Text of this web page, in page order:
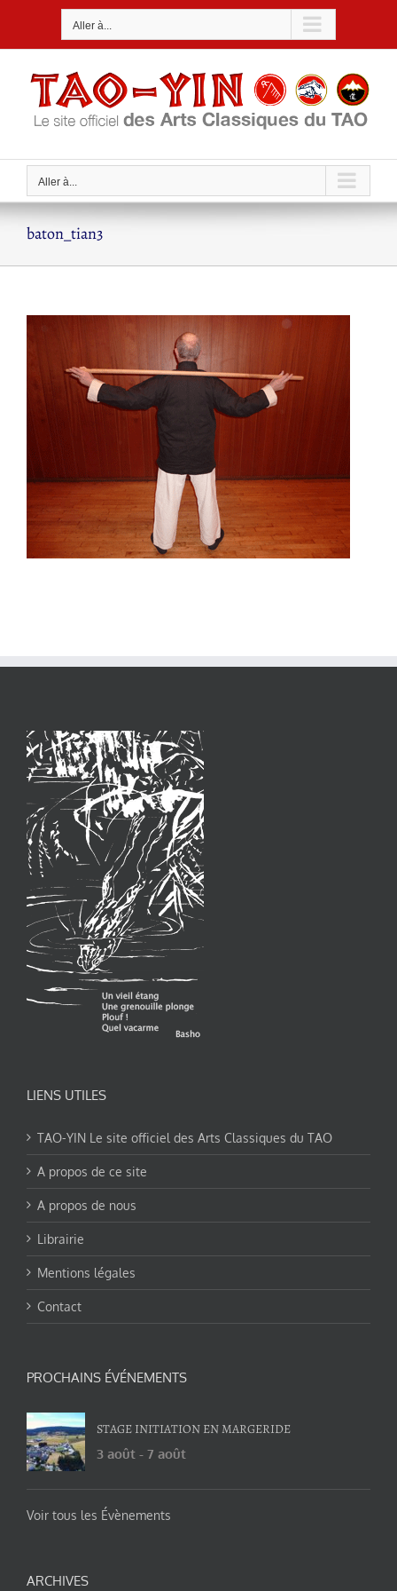
Aller à...
Aller à...
baton_tian3
LIENS UTILES
TAO-YIN Le site officiel des Arts Classiques du TAO
A propos de ce site
A propos de nous
Librairie
Mentions légales
Contact
PROCHAINS ÉVÉNEMENTS
STAGE INITIATION EN MARGERIDE
3 août - 7 août
Voir tous les Évènements
ARCHIVES